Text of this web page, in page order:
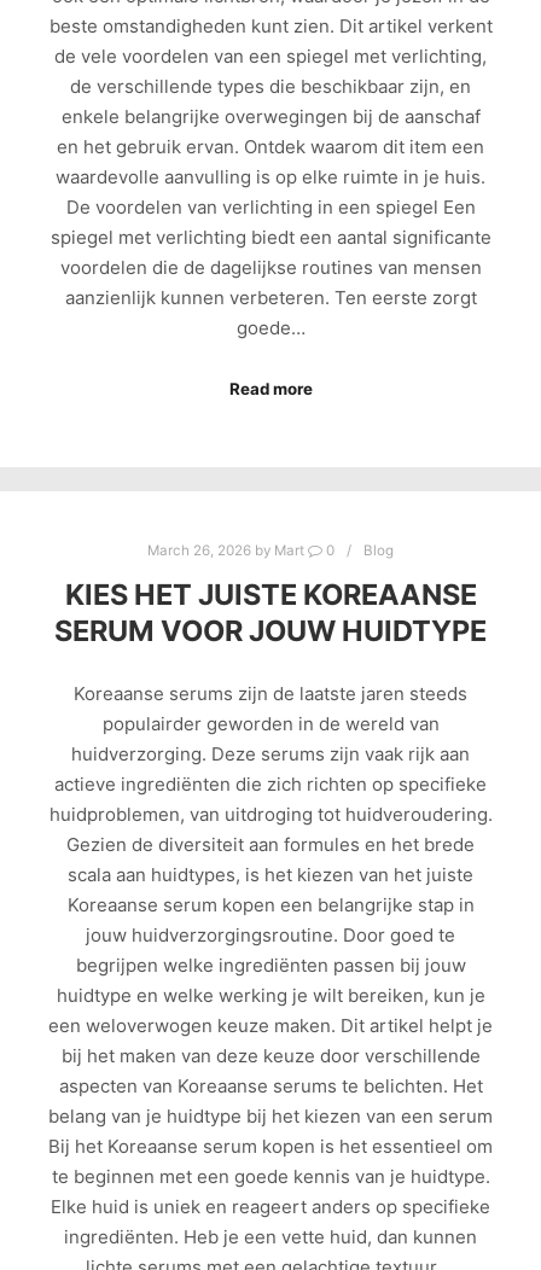
beste omstandigheden kunt zien. Dit artikel verkent
de vele voordelen van een spiegel met verlichting,
de verschillende types die beschikbaar zijn, en
enkele belangrijke overwegingen bij de aanschaf
en het gebruik ervan. Ontdek waarom dit item een
waardevolle aanvulling is op elke ruimte in je huis.
De voordelen van verlichting in een spiegel Een
spiegel met verlichting biedt een aantal significante
voordelen die de dagelijkse routines van mensen
aanzienlijk kunnen verbeteren. Ten eerste zorgt
goede…
Read more
March 26, 2026 by Mart 0 Blog
KIES HET JUISTE KOREAANSE
SERUM VOOR JOUW HUIDTYPE
Koreaanse serums zijn de laatste jaren steeds
populairder geworden in de wereld van
huidverzorging. Deze serums zijn vaak rijk aan
actieve ingrediënten die zich richten op specifieke
huidproblemen, van uitdroging tot huidveroudering.
Gezien de diversiteit aan formules en het brede
scala aan huidtypes, is het kiezen van het juiste
Koreaanse serum kopen een belangrijke stap in
jouw huidverzorgingsroutine. Door goed te
begrijpen welke ingrediënten passen bij jouw
huidtype en welke werking je wilt bereiken, kun je
een weloverwogen keuze maken. Dit artikel helpt je
bij het maken van deze keuze door verschillende
aspecten van Koreaanse serums te belichten. Het
belang van je huidtype bij het kiezen van een serum
Bij het Koreaanse serum kopen is het essentieel om
te beginnen met een goede kennis van je huidtype.
Elke huid is uniek en reageert anders op specifieke
ingrediënten. Heb je een vette huid, dan kunnen